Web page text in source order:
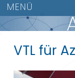
MENÜ
VTL für